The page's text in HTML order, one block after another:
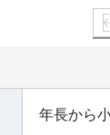
年長から